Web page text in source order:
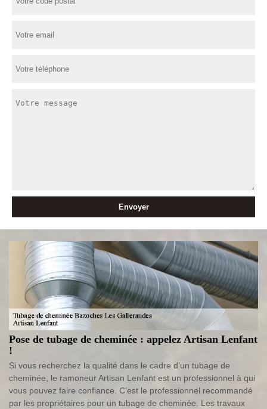
Pose de tubage de cheminée : appelez Artisan Lenfant
!
Si vous recherchez la qualité dans le cadre d’un tubage de
cheminée, le ramoneur Artisan Lenfant est un professionnel à qui
vous pouvez faire confiance. C’est le professionnel recommandé
par les propriétaires pour un tubage de cheminée. Les travaux